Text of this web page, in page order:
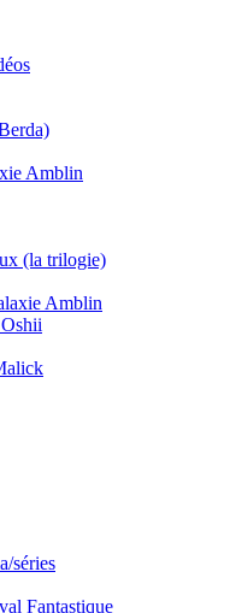
Amblin
(la trilogie)
Amblin
séries
Fantastique